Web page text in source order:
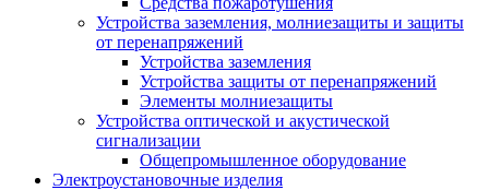
Устройства заземления, молниезащиты и защиты
от перенапряжений
Устройства заземления
Устройства защиты от перенапряжений
Элементы молниезащиты
Устройства оптической и акустической
сигнализации
Общепромышленное оборудование
Электроустановочные изделия